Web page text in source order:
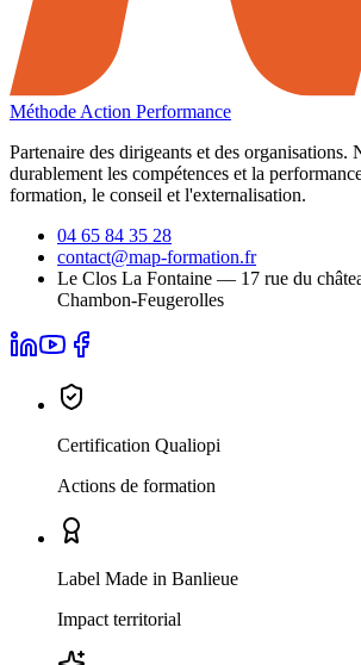
Méthode Action Performance
Partenaire des dirigeants et des organisations.
durablement les compétences et la
formation, le conseil et l'externalisation.
04 65 84 35 28
contact@map-formation.fr
Le Clos La Fontaine — 17 rue du
Chambon-Feugerolles
Certification Qualiopi
Actions de formation
Label Made in Banlieue
Impact territorial